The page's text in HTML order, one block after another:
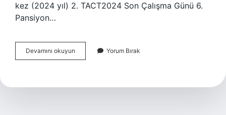
kez (2024 yıl) 2. TACT2024 Son Çalışma Günü 6.
Pansiyon…
Devamını okuyun Pansiyon
Ücreti
Yorum Bırak